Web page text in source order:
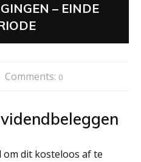
– EINDE
Comments: 0
om dit kosteloos af te